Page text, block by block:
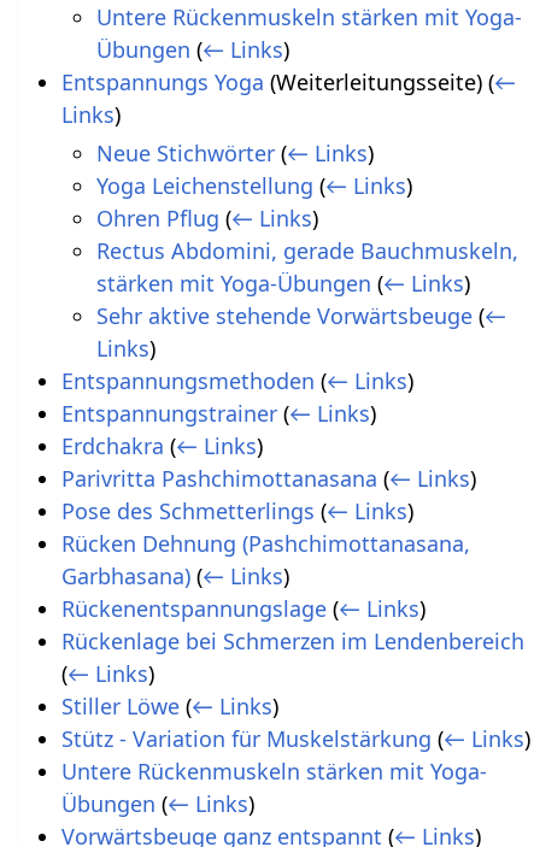
Untere Rückenmuskeln stärken mit Yoga-
Übungen (← Links)
Entspannungs Yoga (Weiterleitungsseite) (←
Links)
Neue Stichwörter (← Links)
Yoga Leichenstellung (← Links)
Ohren Pflug (← Links)
Rectus Abdomini, gerade Bauchmuskeln,
stärken mit Yoga-Übungen (← Links)
Sehr aktive stehende Vorwärtsbeuge (←
Links)
Entspannungsmethoden (← Links)
Entspannungstrainer (← Links)
Erdchakra (← Links)
Parivritta Pashchimottanasana (← Links)
Pose des Schmetterlings (← Links)
Rücken Dehnung (Pashchimottanasana,
Garbhasana) (← Links)
Rückenentspannungslage (← Links)
Rückenlage bei Schmerzen im Lendenbereich
(← Links)
Stiller Löwe (← Links)
Stütz - Variation für Muskelstärkung (← Links)
Untere Rückenmuskeln stärken mit Yoga-
Übungen (← Links)
Vorwärtsbeuge ganz entspannt (← Links)